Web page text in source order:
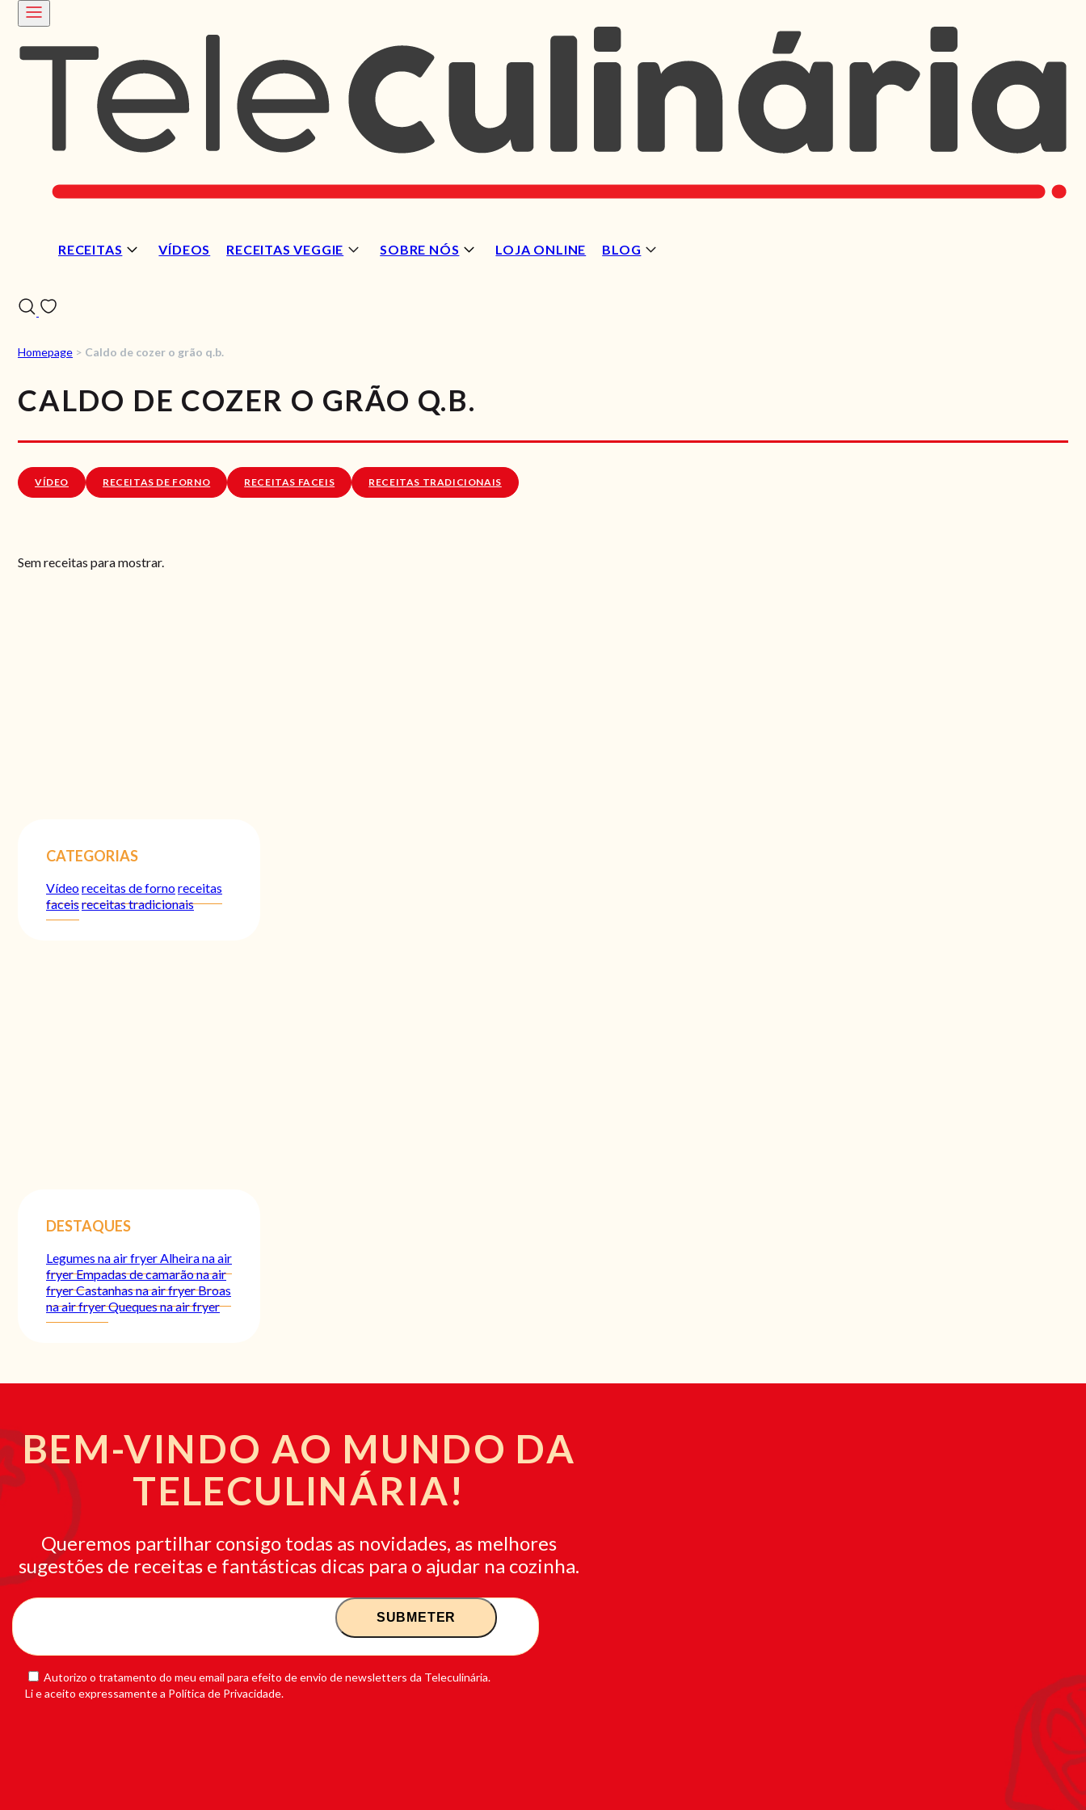
RECEITAS VÍDEOS RECEITAS VEGGIE SOBRE NÓS LOJA ONLINE BLOG
Homepage > Caldo de cozer o grão q.b.
CALDO DE COZER O GRÃO Q.B.
VÍDEO RECEITAS DE FORNO RECEITAS FACEIS RECEITAS TRADICIONAIS
Sem receitas para mostrar.
CATEGORIAS
Vídeoreceitas de fornoreceitas
faceisreceitas tradicionais
DESTAQUES
Legumes na air fryerAlheira na air
fryerEmpadas de camarão na air
fryerCastanhas na air fryerBroas
na air fryerQueques na air fryer
BEM-VINDO AO MUNDO DA
TELECULINÁRIA!
Queremos partilhar consigo todas as novidades, as melhores
sugestões de receitas e fantásticas dicas para o ajudar na cozinha.
Autorizo o tratamento do meu email para efeito de envio de newsletters da Teleculinária.
Li e aceito expressamente a Política de Privacidade.